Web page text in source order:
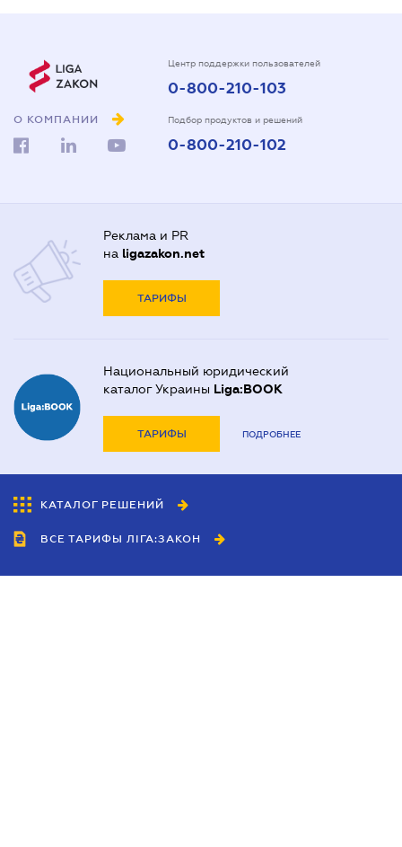
О КОМПАНИИ
Центр поддержки пользователей
0-800-210-103
Подбор продуктов и решений
0-800-210-102
Реклама и PR
на ligazakon.net
ТАРИФЫ
Национальный юридический
каталог Украины Liga:BOOK
ТАРИФЫ ПОДРОБНЕЕ
КАТАЛОГ РЕШЕНИЙ
ВСЕ ТАРИФЫ ЛІГА:ЗАКОН